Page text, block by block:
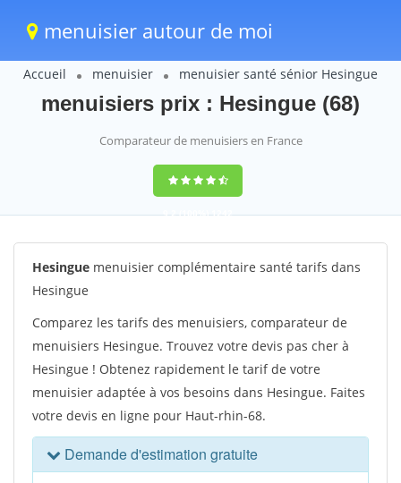
menuisier autour de moi
Accueil menuisier menuisier santé sénior Hesingue
menuisiers prix : Hesingue (68)
Comparateur de menuisiers en France
9,2(100%)1242
votes
Hesingue menuisier complémentaire santé tarifs dans
Hesingue
Comparez les tarifs des menuisiers, comparateur de
menuisiers Hesingue. Trouvez votre devis pas cher à
Hesingue ! Obtenez rapidement le tarif de votre
menuisier adaptée à vos besoins dans Hesingue. Faites
votre devis en ligne pour Haut-rhin-68.